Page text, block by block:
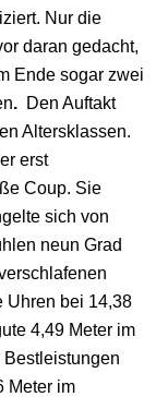
Nur die
daran gedacht,
Ende sogar zwei
. Den Auftakt
Altersklassen.
erst
Coup. Sie
sich von
neun Grad
Uhren bei 14,38
4,49 Meter im
Meter im